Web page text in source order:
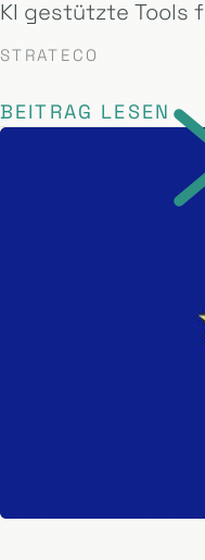
KI gestützte Tools
STRATECO
BEITRAG LESEN